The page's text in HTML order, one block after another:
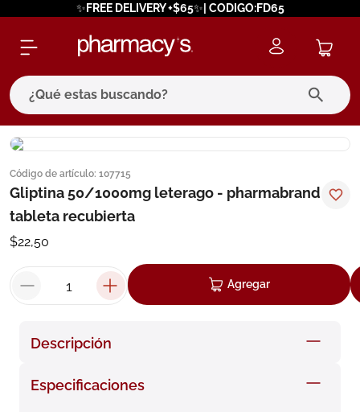
✨FREE DELIVERY +$65✨| CODIGO:FD65
¿Qué estas buscando?
Código de artículo: 107715
Gliptina 50/1000mg leterago - pharmabrand
tableta recubierta
$22,50
Agregar
Descripción
Especificaciones
términos más buscados
1. eucerin
cerave
7. isdin
roche posay